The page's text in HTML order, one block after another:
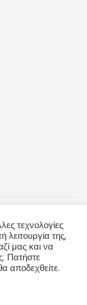
τεχνολογίες
λειτουργία της,
μας και να
Πατήστε
αποδεχθείτε.